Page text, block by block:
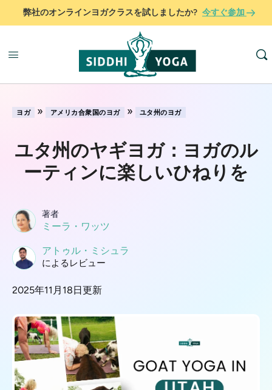
弊社のオンラインヨガクラスを試しましたか? 今すぐ参加
ヨガ » アメリカ合衆国のヨガ » ユタ州のヨガ
ユタ州のヤギヨガ：ヨガのル
ーティンに楽しいひねりを
著者
ミーラ・ワッツ
アトゥル・ミシュラ
によるレビュー
2025年11月18日更新